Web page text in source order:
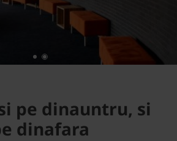
pe dinauntru, si
dinafara